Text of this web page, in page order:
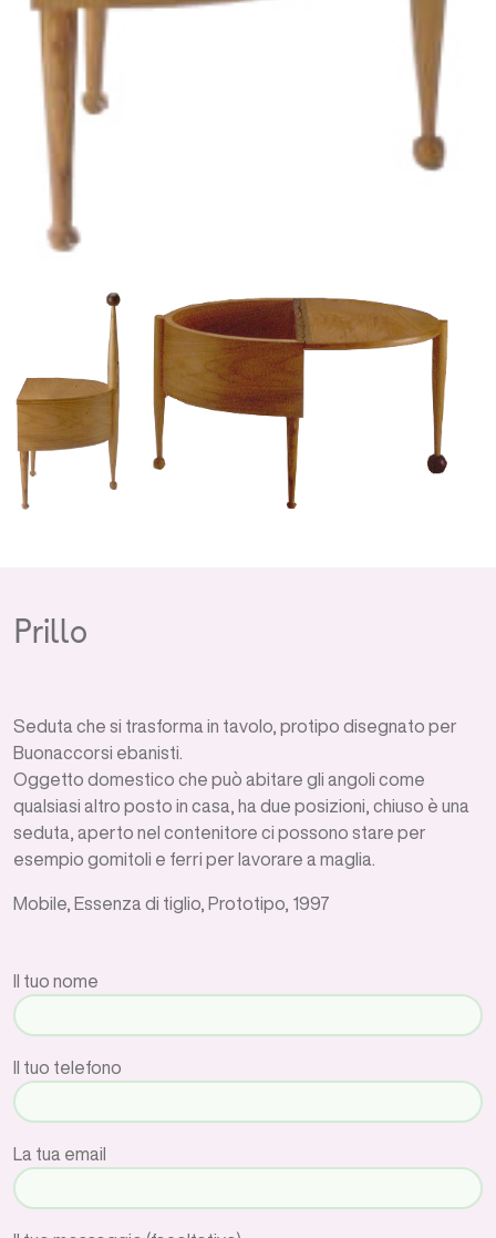
Prillo
Seduta che si trasforma in tavolo, protipo disegnato per
Buonaccorsi ebanisti.
Oggetto domestico che può abitare gli angoli come
qualsiasi altro posto in casa, ha due posizioni, chiuso è una
seduta, aperto nel contenitore ci possono stare per
esempio gomitoli e ferri per lavorare a maglia.
Mobile, Essenza di tiglio, Prototipo, 1997
Il tuo nome
Il tuo telefono
La tua email